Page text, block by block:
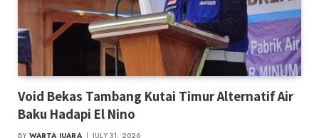
Void Bekas Tambang Kutai Timur Alternatif Air
Baku Hadapi El Nino
BY WARTA JUARA JULY 31, 2026